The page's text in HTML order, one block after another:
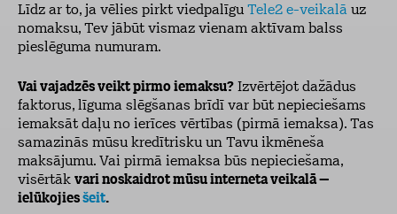
Līdz ar to, ja vēlies pirkt viedpalīgu Tele2 e-veikalā uz
nomaksu, Tev jābūt vismaz vienam aktīvam balss
pieslēguma numuram.
Vai vajadzēs veikt pirmo iemaksu? Izvērtējot dažādus
faktorus, līguma slēgšanas brīdī var būt nepieciešams
iemaksāt daļu no ierīces vērtības (pirmā iemaksa). Tas
samazinās mūsu kredītrisku un Tavu ikmēneša
maksājumu. Vai pirmā iemaksa būs nepieciešama,
visērtāk vari noskaidrot mūsu interneta veikalā –
ielūkojiesšeit.